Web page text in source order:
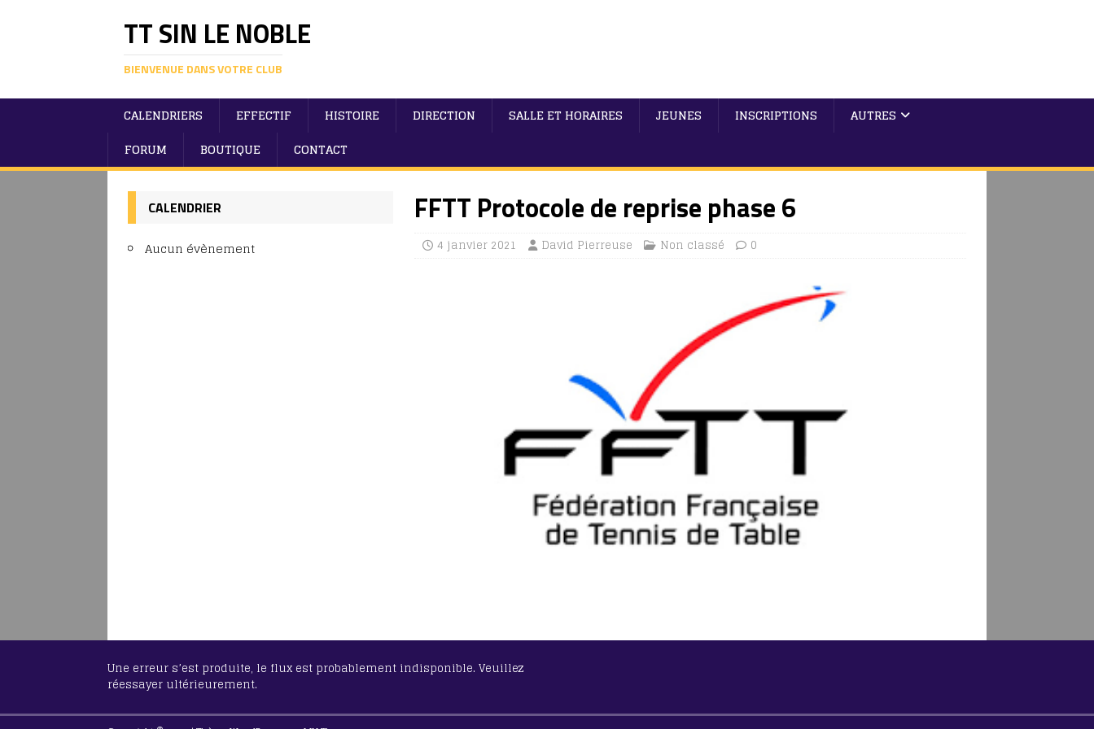
TT SIN LE NOBLE
BIENVENUE DANS VOTRE CLUB
CALENDRIERS EFFECTIF HISTOIRE DIRECTION SALLE ET HORAIRES JEUNES INSCRIPTIONS
AUTRES
FORUM
BOUTIQUE CONTACT
FFTT Protocole de reprise phase 6
4 janvier 2021 David Pierreuse Non classé 0
CALENDRIER
Aucun évènement
Une erreur s’est produite, le flux est probablement indisponible. Veuillez
réessayer ultérieurement.